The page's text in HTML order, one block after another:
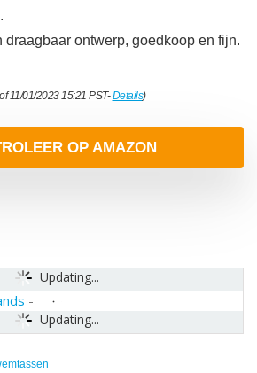
draagbaar ontwerp, goedkoop en fijn.
11/01/2023 15:21 PST-Details)
OP AMAZON
Updating...
Updating...
-